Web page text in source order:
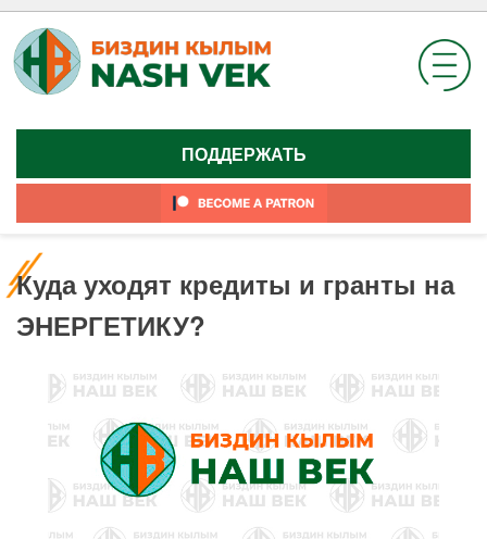
Skip
content
ПОДДЕРЖАТЬ
Куда уходят кредиты и гранты на
ЭНЕРГЕТИКУ?